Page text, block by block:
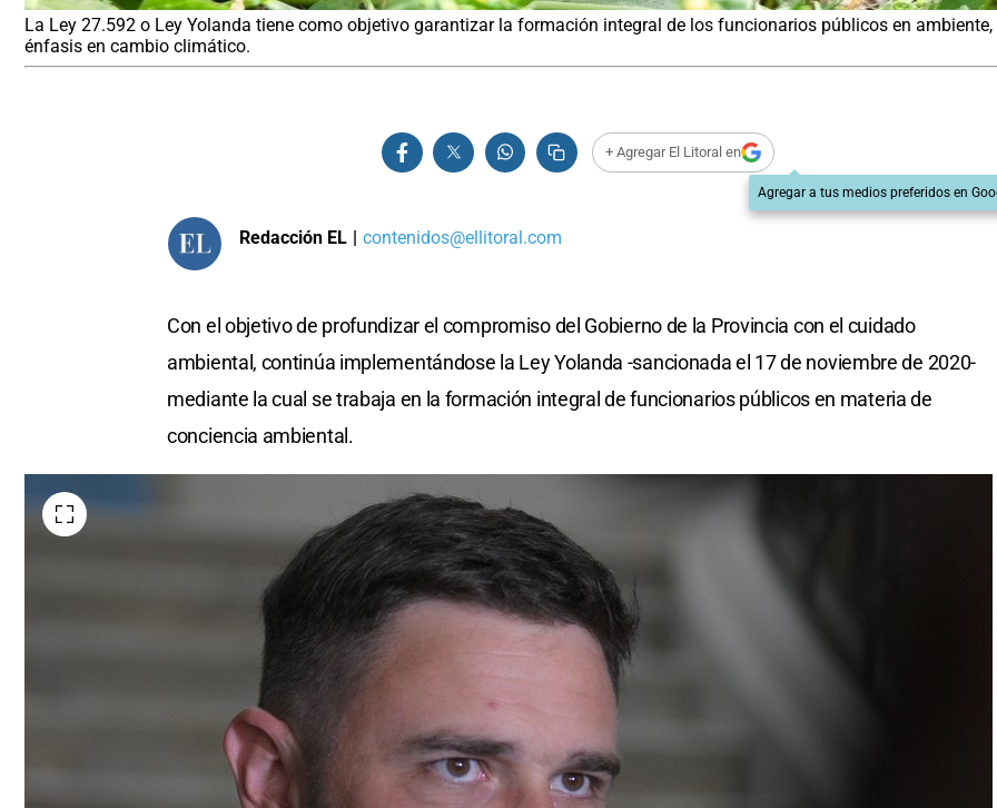
La Ley 27.592 o Ley Yolanda tiene como objetivo garantizar la formación integral de los funcionarios públicos en
énfasis en cambio climático.
+ Agregar El Litoral en
Agregar a tus medios preferidos en
Redacción EL | contenidos@ellitoral.com
Con el objetivo de profundizar el compromiso del Gobierno de la Provincia con el cuidado
ambiental, continúa implementándose la Ley Yolanda -sancionada el 17 de noviembre de 2020-
mediante la cual se trabaja en la formación integral de funcionarios públicos en materia de
conciencia ambiental.